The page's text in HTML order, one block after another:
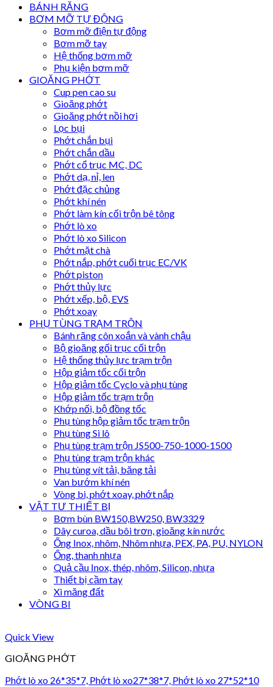
BÁNH RĂNG
BƠM MỠ TỰ ĐỘNG
Bơm mỡ điện tự động
Bơm mỡ tay
Hệ thống bơm mỡ
Phụ kiện bơm mỡ
GIOĂNG PHỚT
Cup pen cao su
Gioăng phớt
Gioăng phớt nồi hơi
Lọc bụi
Phớt chắn bụi
Phớt chắn dầu
Phớt cổ trục MC, DC
Phớt dạ, nỉ, len
Phớt đặc chủng
Phớt khí nén
Phớt làm kín cối trộn bê tông
Phớt lò xo
Phớt lò xo Silicon
Phớt mặt chà
Phớt nắp, phớt cuối trục EC/VK
Phớt piston
Phớt thủy lực
Phớt xếp, bộ, EVS
Phớt xoay
PHỤ TÙNG TRẠM TRỘN
Bánh răng côn xoắn và vành chậu
Bộ gioăng gối trục cối trộn
Hệ thống thủy lực trạm trộn
Hộp giảm tốc cối trộn
Hộp giảm tốc Cyclo và phụ tùng
Hộp giảm tốc trạm trộn
Khớp nối, bộ đồng tốc
Phụ tùng hộp giảm tốc trạm trộn
Phụ tùng Si lô
Phụ tùng trạm trộn JS500-750-1000-1500
Phụ tùng trạm trộn khác
Phụ tùng vít tải, băng tải
Van bướm khí nén
Vòng bi, phớt xoay, phớt nắp
VẬT TƯ THIẾT BỊ
Bơm bùn BW150,BW250, BW3329
Dây curoa, dầu bôi trơn, gioăng kín nước
Ống Inox, nhôm, Nhôm nhựa, PEX, PA, PU, NYLON
Ống, thanh nhựa
Quả cầu Inox, thép, nhôm, Silicon, nhựa
Thiết bị cầm tay
Xi măng đất
VÒNG BI
Quick View
GIOĂNG PHỚT
Phớt lò xo 26*35*7, Phớt lò xo27*38*7, Phớt lò xo 27*52*10